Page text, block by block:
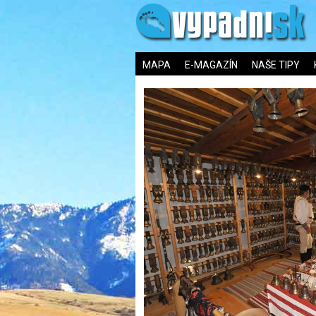
MAPA E-MAGAZÍN NAŠE TIPY